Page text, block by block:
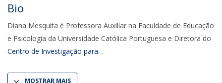
Bio
Diana Mesquita é Professora Auxiliar na Faculdade de Educação
e Psicologia da Universidade Católica Portuguesa e Diretora do
Centro de Investigação para
MOSTRAR MAIS